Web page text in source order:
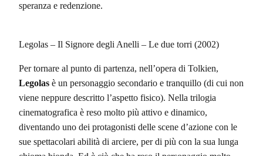
speranza e redenzione.
Legolas – Il Signore degli Anelli – Le due torri (2002)
Per tornare al punto di partenza, nell’opera di Tolkien,
Legolas è un personaggio secondario e tranquillo (di cui non
viene neppure descritto l’aspetto fisico). Nella trilogia
cinematografica è reso molto più attivo e dinamico,
diventando uno dei protagonisti delle scene d’azione con le
sue spettacolari abilità di arciere, per di più con la sua lunga